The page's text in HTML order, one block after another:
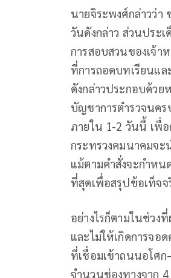
นายจิระพงศ์กล่าวว่
วันดังกล่าว ส่วนประ
การสอบสวนของเจ้า
ที่การถอดบทเรียนแ
ดังกล่าวประกอบด้วย
บัญชาการตำรวจนคร
ภายใน 1-2 วันนี้ เพื่อ
กระทรวงคมนาคมจ
แม้ตามคำสั่งจะกำหน
ที่สุดเพื่อสรุปข้อเท็จ
อย่างไรก็ตามในช่วง
และไม่ให้เกิดการจอ
ที่เชื่อมเข้าถนนอโศก
จำนวนช่องทางจาก